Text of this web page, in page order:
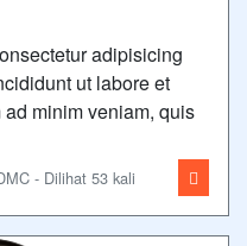
adipisicing
ut labore et
minim veniam, quis
- Dilihat 53 kali